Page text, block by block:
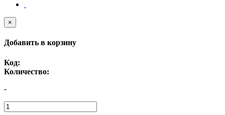
×
Добавить в корзину
Код:
Количество:
-